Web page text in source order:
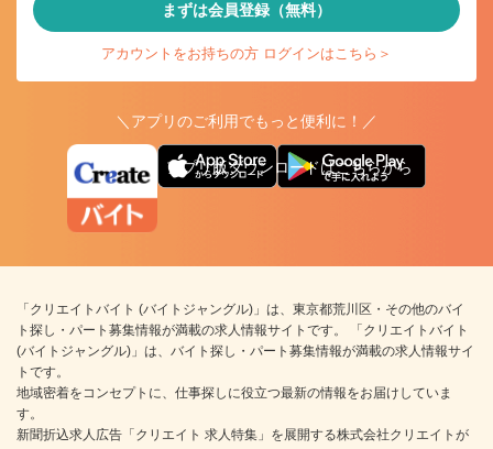
まずは会員登録（無料）
アカウントをお持ちの方 ログインはこちら＞
＼アプリのご利用でもっと便利に！／
アプリ版ダウンロードはこちらから
「クリエイトバイト (バイトジャングル)」は、東京都荒川区・その他のバイ
ト探し・パート募集情報が満載の求人情報サイトです。 「クリエイトバイト
(バイトジャングル)」は、バイト探し・パート募集情報が満載の求人情報サイ
トです。
地域密着をコンセプトに、仕事探しに役立つ最新の情報をお届けしていま
す。
新聞折込求人広告「クリエイト 求人特集」を展開する株式会社クリエイトが